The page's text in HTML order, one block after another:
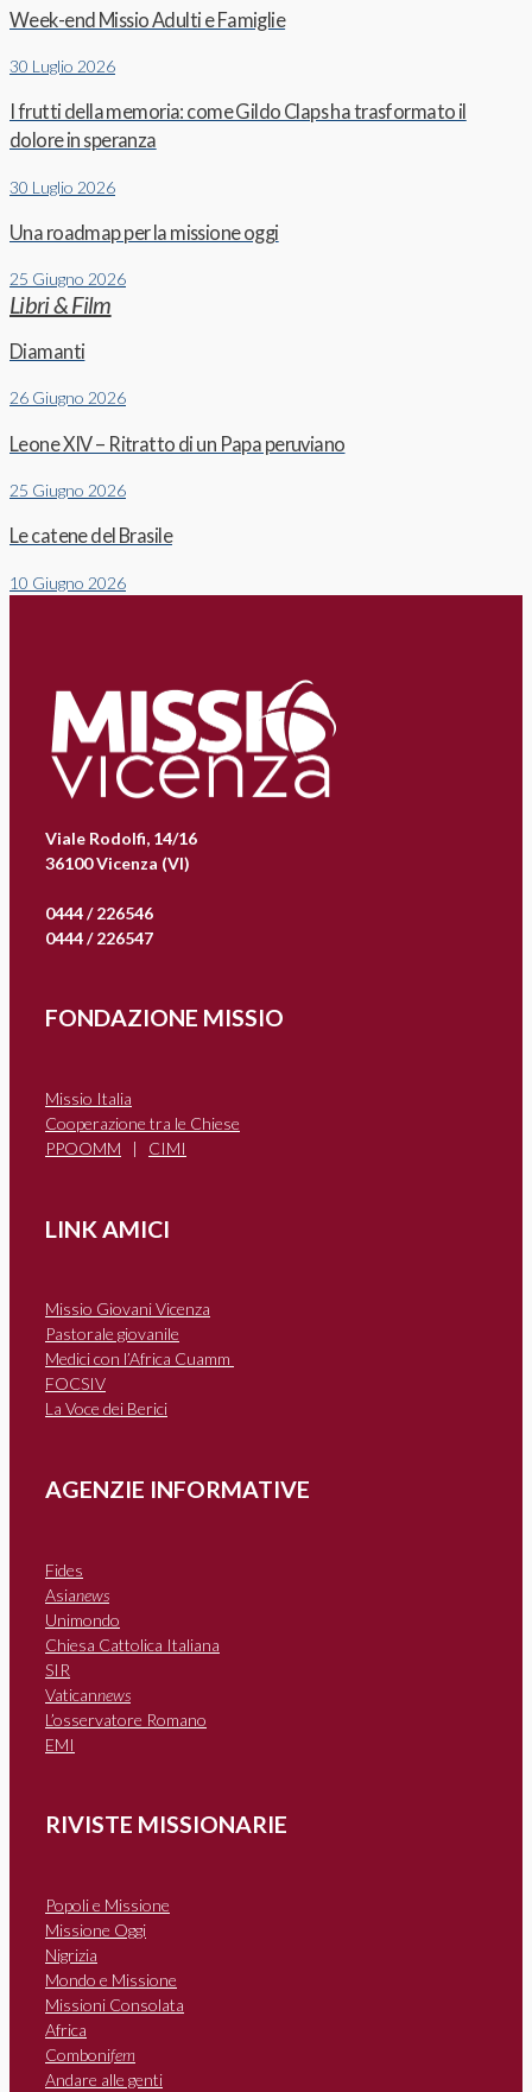
Week-end Missio Adulti e Famiglie
30 Luglio 2026
I frutti della memoria: come Gildo Claps ha trasformato il
dolore in speranza
30 Luglio 2026
Una roadmap per la missione oggi
25 Giugno 2026
Libri & Film
Diamanti
26 Giugno 2026
Leone XIV – Ritratto di un Papa peruviano
25 Giugno 2026
Le catene del Brasile
10 Giugno 2026
Viale Rodolfi, 14/16
36100 Vicenza (VI)
0444 / 226546
0444 / 226547
FONDAZIONE MISSIO
Missio Italia
Cooperazione tra le Chiese
PPOOMM | CIMI
LINK AMICI
Missio Giovani Vicenza
Pastorale giovanile
Medici con l’Africa Cuamm
FOCSIV
La Voce dei Berici
AGENZIE INFORMATIVE
Fides
Asianews
Unimondo
Chiesa Cattolica Italiana
SIR
Vaticannews
L’osservatore Romano
EMI
RIVISTE MISSIONARIE
Popoli e Missione
Missione Oggi
Nigrizia
Mondo e Missione
Missioni Consolata
Africa
Combonifem
Andare alle genti